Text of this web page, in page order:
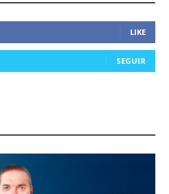
LIKE
SEGUIR